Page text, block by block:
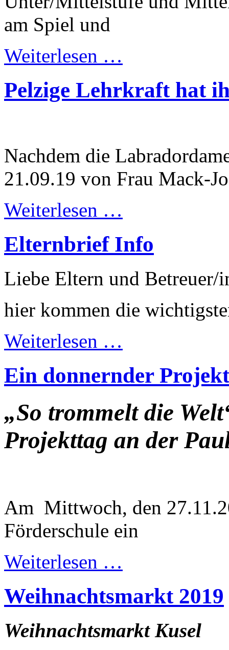
am Spiel und
Weiterlesen …
Pelzige Lehrkraft hat
Nachdem die
21.09.19 von Frau Mack-
Weiterlesen …
Elternbrief Info
Liebe Eltern und Betreuer/
hier kommen die
Weiterlesen …
Ein donnernder
„So trommelt die
Projekttag an der
Am Mittwoch, den
Förderschule ein
Weiterlesen …
Weihnachtsmarkt 2019
Weihnachtsmarkt Kusel